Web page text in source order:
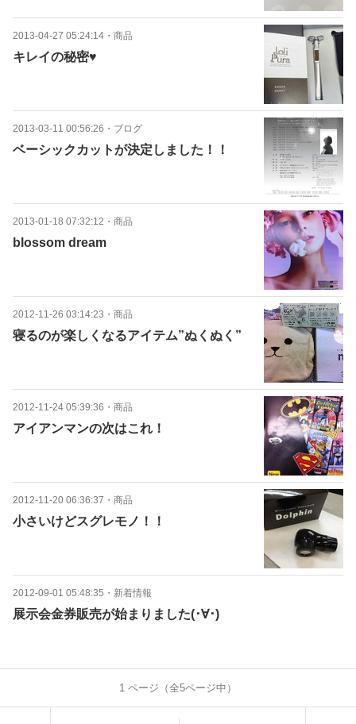
2013-04-27 05:24:14 ・ 商品
キレイの秘密♥
2013-03-11 00:56:26 ・ ブログ
ベーシックカットが決定しました！！
2013-01-18 07:32:12 ・ 商品
blossom dream
2012-11-26 03:14:23 ・ 商品
寝るのが楽しくなるアイテム”ぬくぬく”
2012-11-24 05:39:36 ・ 商品
アイアンマンの次はこれ！
2012-11-20 06:36:37 ・ 商品
小さいけどスグレモノ！！
2012-09-01 05:48:35 ・ 新着情報
展示会金券販売が始まりました(･∀･)
1 ページ（全5ページ中）